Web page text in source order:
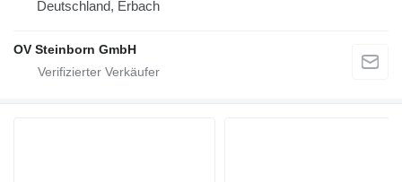
Deutschland, Erbach
OV Steinborn GmbH